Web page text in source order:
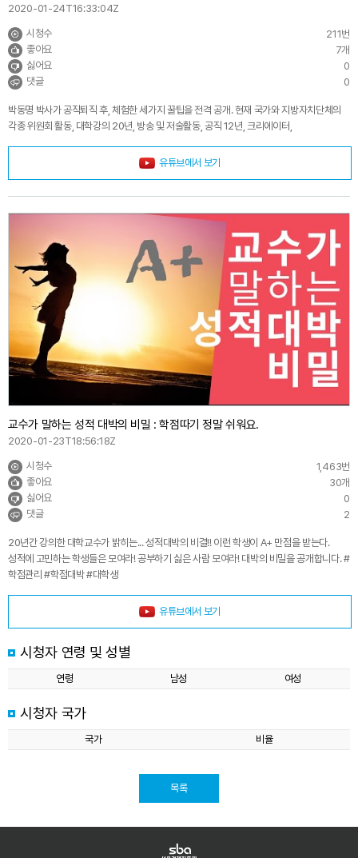
2020-01-24T16:33:04Z
시청수
211번
좋아요
7개
싫어요
0
댓글
0
박동명 박사가 공직퇴직 후, 체험한 세가지 꿀팁을 전격 공개. 현재 국가와 지방자치단체의
각종 위원회 활동, 대학강의 20년, 방송 및 저술활동, 공직 12년, 크리에이터,
유튜브에서 보기
교수가 말하는 성적 대박의 비밀 : 학점따기 정말 쉬워요.
2020-01-23T18:56:18Z
시청수
1,463번
좋아요
30개
싫어요
0
댓글
2
20년간 강의한 대학교수가 밝히는... 성적대박의 비결!! 이런 학생이 A+ 만점을 받는다.
성적에 고민하는 학생들은 모여라! 공부하기 싫은 사람 모여라! 대박의 비밀을 공개합니다. #
학점관리 #학점대박 #대학생
유튜브에서 보기
시청자 연령 및 성별
연령 남성 여성
시청자 국가
국가 비율
목록